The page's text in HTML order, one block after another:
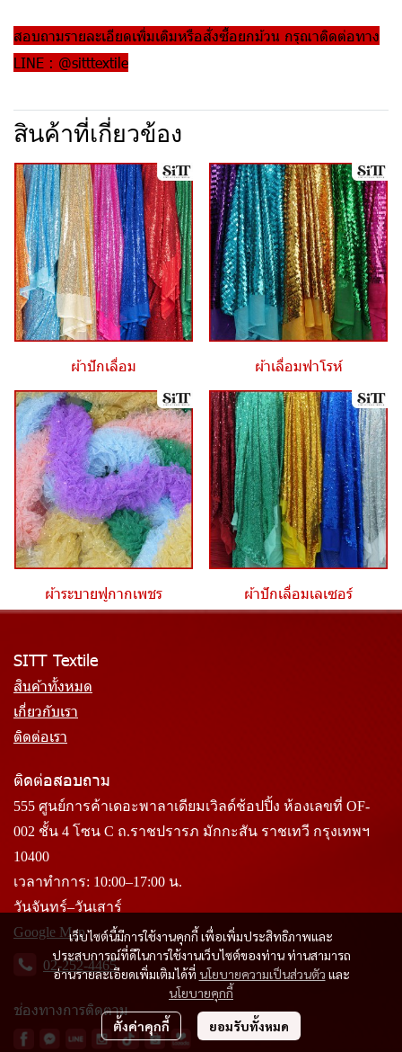
สอบถามรายละเอียดเพิ่มเติมหรือสั่งซื้อยกม้วน กรุณาติดต่อทาง
LINE : @sitttextile
สินค้าที่เกี่ยวข้อง
ผ้าปักเลื่อม ผ้าเลื่อมฟาโรห์
ผ้าระบายฟูกากเพชร ผ้าปักเลื่อมเลเซอร์
เว็บไซต์นี้มีการใช้งานคุกกี้ เพื่อเพิ่มประสิทธิภาพและ
ประสบการณ์ที่ดีในการใช้งานเว็บไซต์ของท่าน ท่านสามารถ
อ่านรายละเอียดเพิ่มเติมได้ที่ นโยบายความเป็นส่วนตัว และ
นโยบายคุกกี้
ตั้งค่าคุกกี้ ยอมรับทั้งหมด
SITT Textile
สินค้าทั้งหมด
เกี่ยวกับเรา
ติดต่อเรา
ติดต่อสอบถาม
555 ศูนย์การค้าเดอะพาลาเดียมเวิลด์ช้อปปิ้ง ห้องเลขที่ OF-
002 ชั้น 4 โซน C ถ.ราชปรารภ มักกะสัน ราชเทวี กรุงเทพฯ
10400
เวลาทำการ: 10:00–17:00 น.
วันจันทร์–วันเสาร์
Google Map
02-252-4465
ช่องทางการติดตาม